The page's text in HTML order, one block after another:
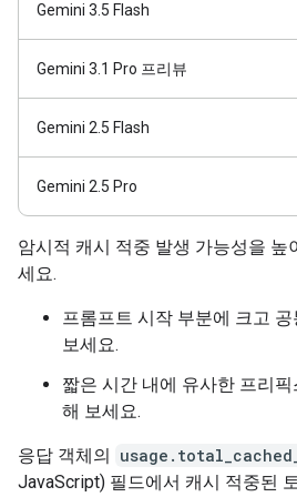
Gemini 3.5 Flash
Gemini 3.1 Pro 프리뷰
Gemini 2.5 Flash
Gemini 2.5 Pro
암시적 캐시 적중 발생 가능성을 높
세요.
프롬프트 시작 부분에 크고
보세요.
짧은 시간 내에 유사한 프리
해 보세요.
응답 객체의
JavaScript) 필드에서 캐시 적중된